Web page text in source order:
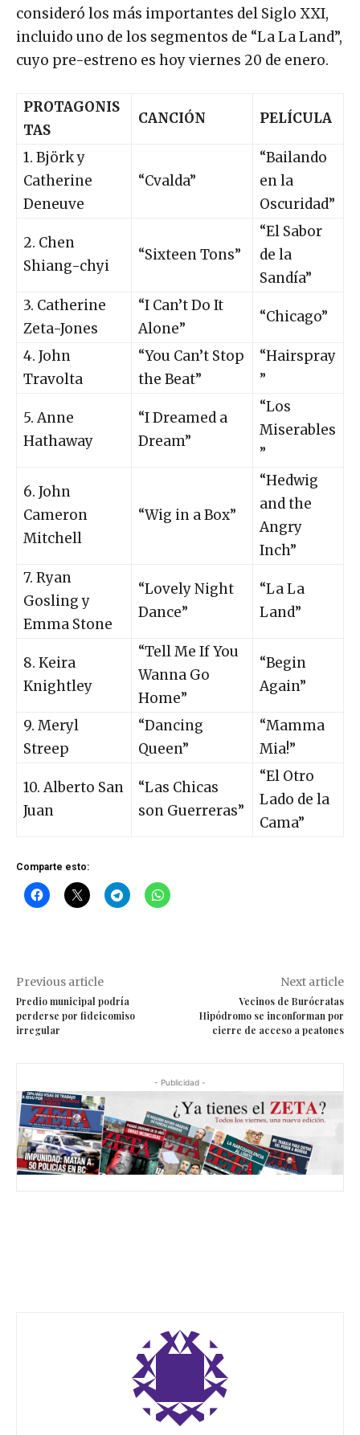
consideró los más importantes del Siglo XXI,
incluido uno de los segmentos de “La La Land”,
cuyo pre-estreno es hoy viernes 20 de enero.
PROTAGONIS
TAS
CANCIÓN PELÍCULA
1. Björk y
Catherine
Deneuve
“Cvalda”
“Bailando
en la
Oscuridad”
2. Chen
Shiang-chyi
“Sixteen Tons”
“El Sabor
de la
Sandía”
3. Catherine
Zeta-Jones
“I Can’t Do It
Alone”
“Chicago”
4. John
Travolta
“You Can’t Stop
the Beat”
“Hairspray
”
5. Anne
Hathaway
“I Dreamed a
Dream”
“Los
Miserables
”
6. John
Cameron
Mitchell
“Wig in a Box”
“Hedwig
and the
Angry
Inch”
7. Ryan
Gosling y
Emma Stone
“Lovely Night
Dance”
“La La
Land”
8. Keira
Knightley
“Tell Me If You
Wanna Go
Home”
“Begin
Again”
9. Meryl
Streep
“Dancing
Queen”
“Mamma
Mia!”
10. Alberto San
Juan
“Las Chicas
son Guerreras”
“El Otro
Lado de la
Cama”
Comparte esto:
Previous article
Predio municipal podría
perderse por fideicomiso
irregular
Next article
Vecinos de Burócratas
Hipódromo se inconforman por
cierre de acceso a peatones
- Publicidad -